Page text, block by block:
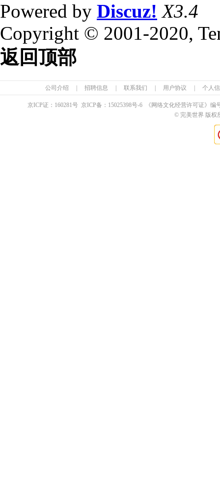
Powered by Discuz! X3.4
Copyright © 2001-2020,
返回顶部
公司介绍 招聘信息 联系我们 用户协议 个人
京ICP证： 160281号 京ICP备： 15025398号-6 《网络文化经营许可证》编
© 完美世界 版权